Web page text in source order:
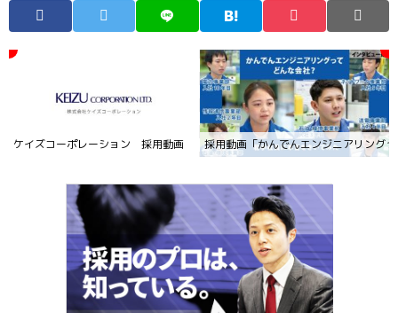
採用動画「かんでんエンジニアリング
ケイズコーポレーション 採用動画